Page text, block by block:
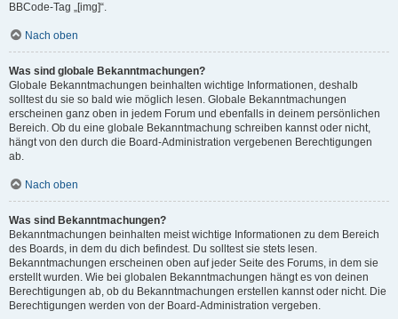
BBCode-Tag „[img]“.
Nach oben
Was sind globale Bekanntmachungen?
Globale Bekanntmachungen beinhalten wichtige Informationen, deshalb
solltest du sie so bald wie möglich lesen. Globale Bekanntmachungen
erscheinen ganz oben in jedem Forum und ebenfalls in deinem persönlichen
Bereich. Ob du eine globale Bekanntmachung schreiben kannst oder nicht,
hängt von den durch die Board-Administration vergebenen Berechtigungen
ab.
Nach oben
Was sind Bekanntmachungen?
Bekanntmachungen beinhalten meist wichtige Informationen zu dem Bereich
des Boards, in dem du dich befindest. Du solltest sie stets lesen.
Bekanntmachungen erscheinen oben auf jeder Seite des Forums, in dem sie
erstellt wurden. Wie bei globalen Bekanntmachungen hängt es von deinen
Berechtigungen ab, ob du Bekanntmachungen erstellen kannst oder nicht. Die
Berechtigungen werden von der Board-Administration vergeben.